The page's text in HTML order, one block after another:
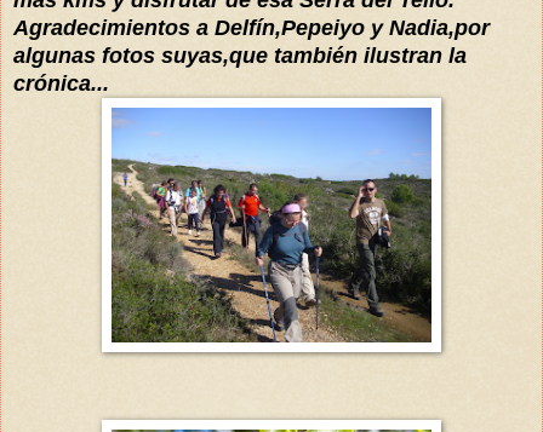
Agradecimientos a Delfín,Pepeiyo y Nadia,por
algunas fotos suyas,que también ilustran la
crónica...